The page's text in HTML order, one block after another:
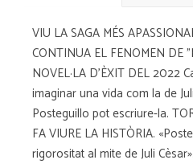
VIU LA SAGA MÉS
CONTINUA EL FENOMEN DE
NOVEL·LA D'ÈXIT DEL 2022
imaginar una vida com la de
Posteguillo pot escriure-la.
FA VIURE LA HISTÒRIA.
rigorositat al mite de Juli